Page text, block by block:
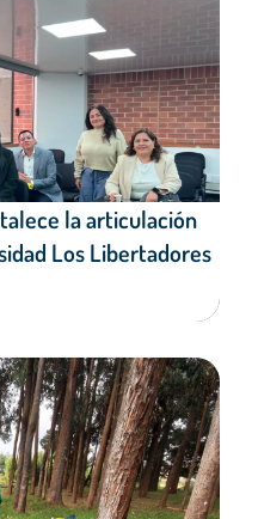
la articulación
Los Libertadores